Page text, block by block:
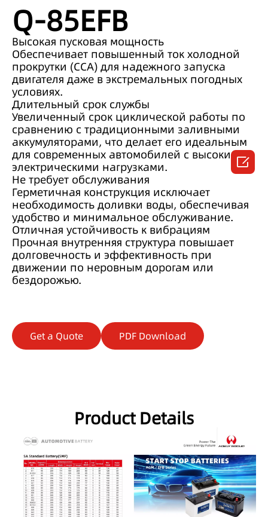
Q-85EFB
Высокая пусковая мощность
Обеспечивает повышенный ток холодной
прокрутки (CCA) для надежного запуска
двигателя даже в экстремальных погодных
условиях.
Длительный срок службы
Увеличенный срок циклической работы по
сравнению с традиционными заливными
аккумуляторами, что делает его идеальным
для современных автомобилей с высокими
электрическими нагрузками.
Не требует обслуживания
Герметичная конструкция исключает
необходимость доливки воды, обеспечивая
удобство и минимальное обслуживание.
Отличная устойчивость к вибрациям
Прочная внутренняя структура повышает
долговечность и эффективность при
движении по неровным дорогам или
бездорожью.
Get a Quote PDF Download
Product Details
